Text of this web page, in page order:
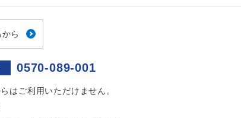
ら
0570-089-001
はご利用いただけません。
テル指定
様バス2席利用